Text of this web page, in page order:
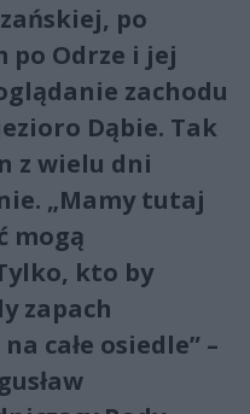
po
po Odrze i jej
zachodu
Dąbie. Tak
z wielu dni
„Mamy tutaj
mogą
kto by
zapach
całe osiedle” –